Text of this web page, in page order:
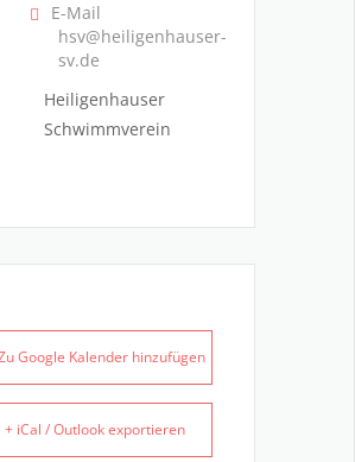
E-Mail
hsv@heiligenhauser-
sv.de
Heiligenhauser
Schwimmverein
Google Kalender hinzufügen
+ iCal / Outlook exportieren